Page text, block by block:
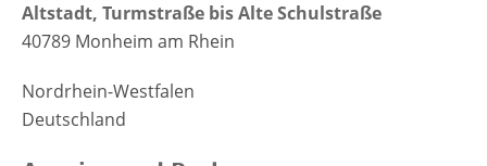
Altstadt, Turmstraße bis Alte Schulstraße
40789 Monheim am Rhein
Nordrhein-Westfalen
Deutschland